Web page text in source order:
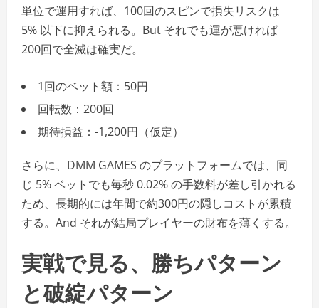
単位で運用すれば、100回のスピンで損失リスクは
5% 以下に抑えられる。But それでも運が悪ければ
200回で全滅は確実だ。
1回のベット額：50円
回転数：200回
期待損益：-1,200円（仮定）
さらに、DMM GAMES のプラットフォームでは、同
じ 5% ベットでも毎秒 0.02% の手数料が差し引かれる
ため、長期的には年間で約300円の隠しコストが累積
する。And それが結局プレイヤーの財布を薄くする。
実戦で見る、勝ちパターン
と破綻パターン